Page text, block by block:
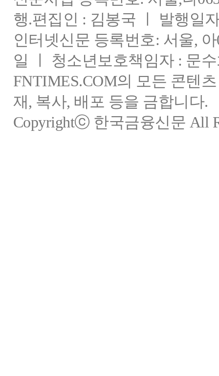
행.편집인 : 김봉국 ㅣ 발행일
인터넷신문 등록번호: 서울,
일 ㅣ 청소년보호책임자 : 문
FNTIMES.COM의 모든 콘텐
재, 복사, 배포 등을 금합니다.
Copyrightⓒ 한국금융신문 All